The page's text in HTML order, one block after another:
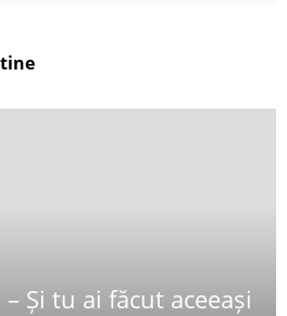
– Și tu ai făcut aceeași